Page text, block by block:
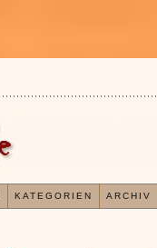
KATEGORIEN ARCHIV